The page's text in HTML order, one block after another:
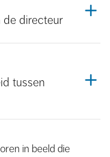
de directeur
tussen
in beeld die